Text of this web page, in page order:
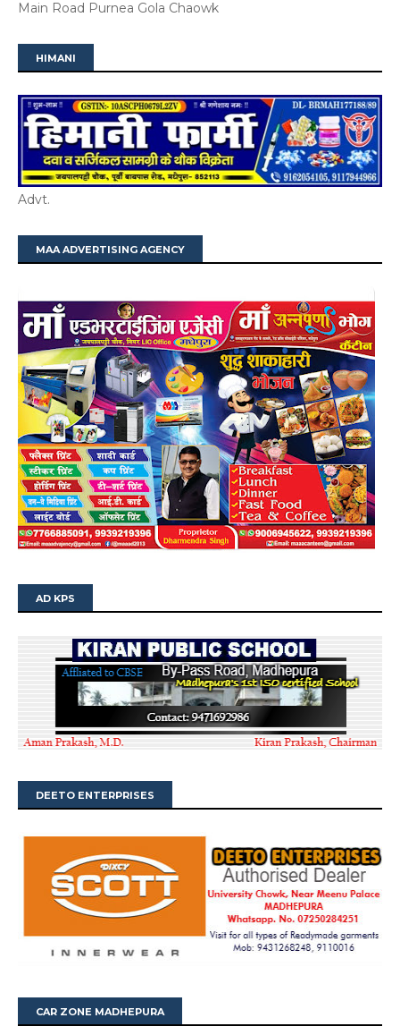
Main Road Purnea Gola Chaowk
HIMANI
Advt.
MAA ADVERTISING AGENCY
AD KPS
DEETO ENTERPRISES
CAR ZONE MADHEPURA